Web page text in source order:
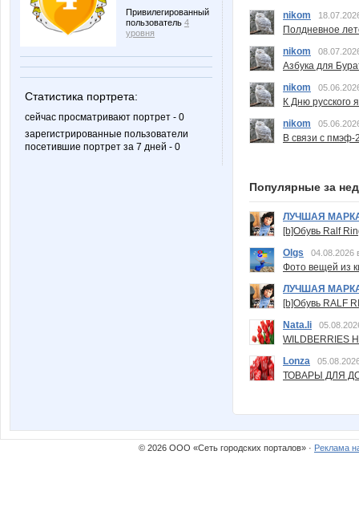
Привилегированный
пользователь 4
уровня
Статистика портрета:
сейчас просматривают портрет - 0
зарегистрированные пользователи
посетившие портрет за 7 дней - 0
nikom
Полдневное
nikom
Азбука для
nikom
К Дню русского
nikom
В связи с пмэф-
Популярные за
ЛУЧШАЯ
[b]Обувь Ralf
Olgs
04.08.2026
Фото вещей из
ЛУЧШАЯ
[b]Обувь RALF
Nata.li
Lonza
ТОВАРЫ ДЛЯ
© 2026 ООО «Сеть городских порталов» · Реклама